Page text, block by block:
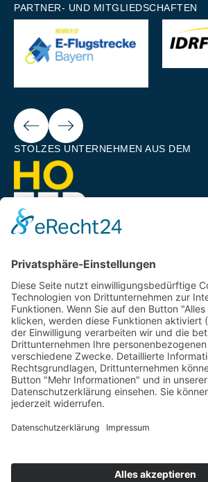
PARTNER- UND MITGLIEDSCHAFTEN
Next
STOLZES UNTERNEHMEN AUS DEM
EIN UNTERNEHMEN VON